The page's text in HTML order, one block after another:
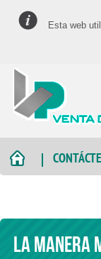
Esta web
La manera